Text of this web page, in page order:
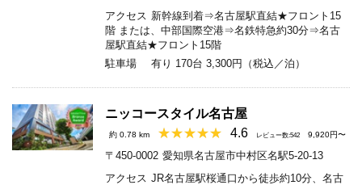
アクセス 新幹線到着⇒名古屋駅直結★フロント15
階 または、中部国際空港⇒名鉄特急約30分⇒名古
屋駅直結★フロント15階
駐車場
有り 170台 3,300円（税込／泊）
ニッコースタイル名古屋
約 0.78 km 4.6 レビュー数:542 9,920円〜
〒450-0002 愛知県名古屋市中村区名駅5-20-13
アクセス JR名古屋駅桜通口から徒歩約10分、名古